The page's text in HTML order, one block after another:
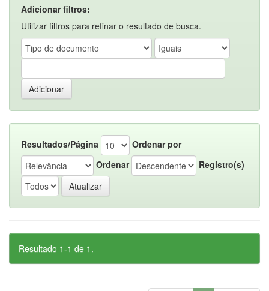
Adicionar filtros:
Utilizar filtros para refinar o resultado de busca.
Resultados/Página
Ordenar por
Ordenar
Registro(s)
Resultado 1-1 de 1.